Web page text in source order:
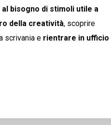
bisogno di stimoli utile a
della creatività, scoprire
scrivania e rientrare in ufficio